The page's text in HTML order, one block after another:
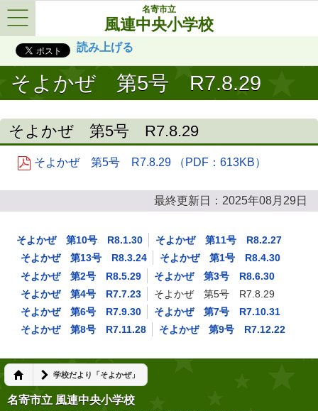
名寄市立
風連中央小学校
Menu 読み上げる
そよかぜ 第5号 R7.8.29
そよかぜ 第5号 R7.8.29
そよかぜ 第5号 R7.8.29 （PDF：613KB）
最終更新日：2025年08月29日
そよかぜ 第10号 R8.1.30
そよかぜ 第11号 R8.2.27
そよかぜ 第13号 R8.3.24
そよかぜ 第1号 R8.4.30
そよかぜ 第2号 R8.5.29
そよかぜ 第3号 R8.6.30
そよかぜ 第4号 R7.7.23
そよかぜ 第5号 R7.8.29
そよかぜ 第6号 R7.9.30
そよかぜ 第7号 R7.10.31
そよかぜ 第8号 R7.11.28
そよかぜ 第9号 R7.12.22
学校だより「そよかぜ」
名寄市立 風連中央小学校